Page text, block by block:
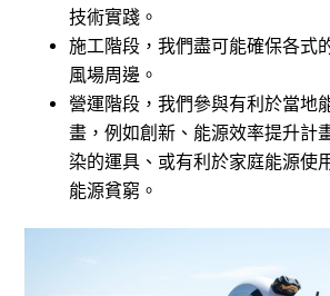
技術實踐。
施工階段，我們盡可能確保各式
風場周邊。
營運階段，我們參與有利於當地
畫，例如創新、能源效率提升計
染的運具、或有利於家庭能源使
能源貧窮。